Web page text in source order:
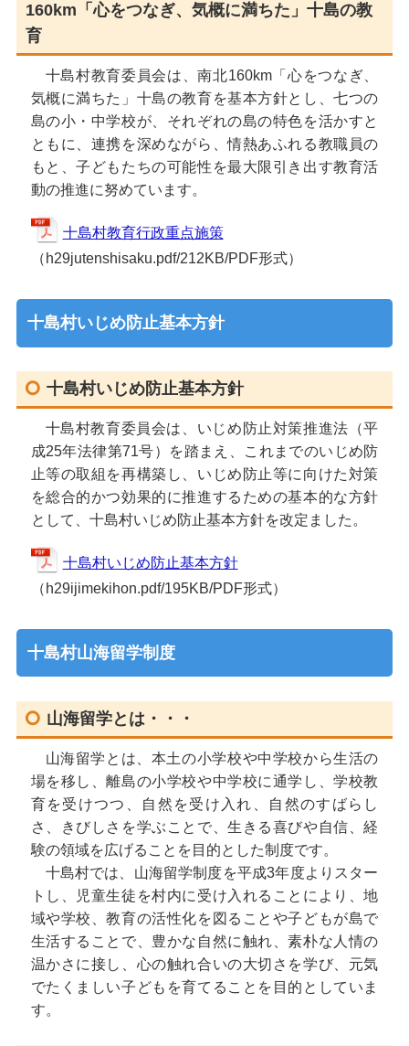
160km「心をつなぎ、気概に満ちた」十島の教
育
十島村教育委員会は、南北160km「心をつなぎ、
気概に満ちた」十島の教育を基本方針とし、七つの
島の小・中学校が、それぞれの島の特色を活かすと
ともに、連携を深めながら、情熱あふれる教職員の
もと、子どもたちの可能性を最大限引き出す教育活
動の推進に努めています。
十島村教育行政重点施策
（h29jutenshisaku.pdf/212KB/PDF形式）
十島村いじめ防止基本方針
十島村いじめ防止基本方針
十島村教育委員会は、いじめ防止対策推進法（平
成25年法律第71号）を踏まえ、これまでのいじめ防
止等の取組を再構築し、いじめ防止等に向けた対策
を総合的かつ効果的に推進するための基本的な方針
として、十島村いじめ防止基本方針を改定ました。
十島村いじめ防止基本方針
（h29ijimekihon.pdf/195KB/PDF形式）
十島村山海留学制度
山海留学とは・・・
山海留学とは、本土の小学校や中学校から生活の
場を移し、離島の小学校や中学校に通学し、学校教
育を受けつつ、自然を受け入れ、自然のすばらし
さ、きびしさを学ぶことで、生きる喜びや自信、経
験の領域を広げることを目的とした制度です。
十島村では、山海留学制度を平成3年度よりスター
トし、児童生徒を村内に受け入れることにより、地
域や学校、教育の活性化を図ることや子どもが島で
生活することで、豊かな自然に触れ、素朴な人情の
温かさに接し、心の触れ合いの大切さを学び、元気
でたくましい子どもを育てることを目的としていま
す。